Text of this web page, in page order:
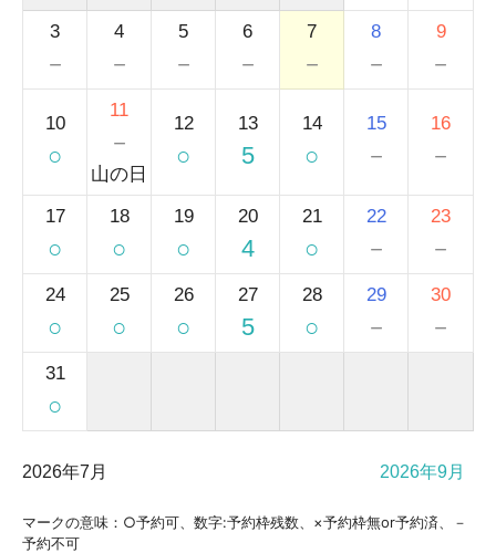
3
－
4
－
5
－
6
－
7
－
8
－
9
－
10
○
11
－
山の日
12
○
13
5
14
○
15
－
16
－
17
○
18
○
19
○
20
4
21
○
22
－
23
－
24
○
25
○
26
○
27
5
28
○
29
－
30
－
31
○
2026年7月 2026年9月
マークの意味：○予約可、数字:予約枠残数、×予約枠無or予約済、－
予約不可